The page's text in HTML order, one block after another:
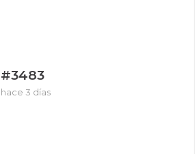
#3483
hace 3 días